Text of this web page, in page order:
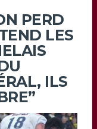
PERD
LES
ILS